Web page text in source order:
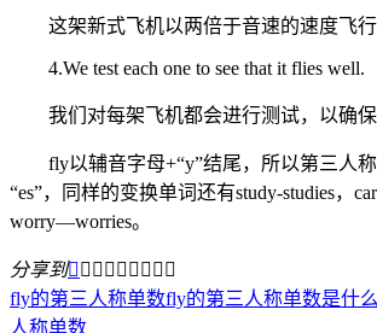
这架新式飞机以两倍于音速的速度飞行
4.We test each one to see that it flies well.
我们对每架飞机都会进行测试，以确保
fly以辅音字母+“y”结尾，所以第三人称
“es”，同样的变换单词还有study-studies，
worry—worries。
分享到        
fly的第三人称单数fly的第三人称单数是什么
人称单数